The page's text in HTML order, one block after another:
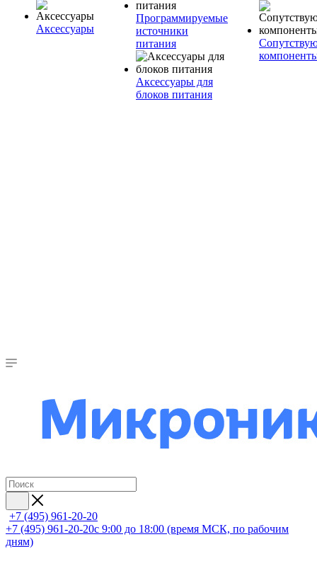
Аксессуары
Программируемые
источники
питания
Аксессуары для
блоков питания
+7 (495) 961-20-20
+7 (495) 961-20-20с 9:00 до 18:00 (время МСК, по рабочим
дням)